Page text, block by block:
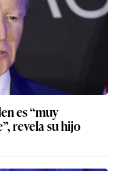
es “muy
revela su hijo